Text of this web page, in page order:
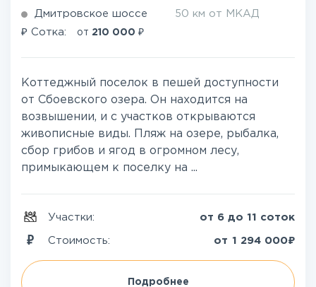
Дмитровское шоссе 50 км от МКАД
₽ Сотка: от 210 000 ₽
Коттеджный поселок в пешей доступности
от Сбоевского озера. Он находится на
возвышении, и с участков открываются
живописные виды. Пляж на озере, рыбалка,
сбор грибов и ягод в огромном лесу,
примыкающем к поселку на ...
Участки: от 6 до 11 соток
Стоимость: от 1 294 000₽
Подробнее